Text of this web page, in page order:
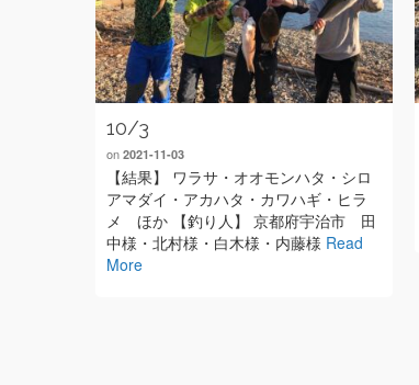
10/3
on 2021-11-03
【結果】 ワラサ・オオモンハタ・シロ
アマダイ・アカハタ・カワハギ・ヒラ
メ ほか 【釣り人】 京都府宇治市 田
中様・北村様・白木様・内藤様 Read
More